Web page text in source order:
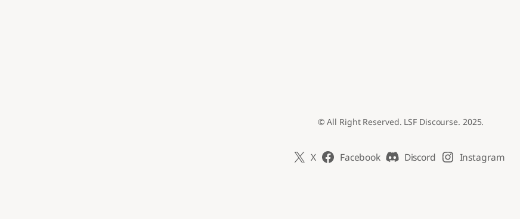
© All Right Reserved. LSF Discourse. 2025.
X Facebook Discord Instagram